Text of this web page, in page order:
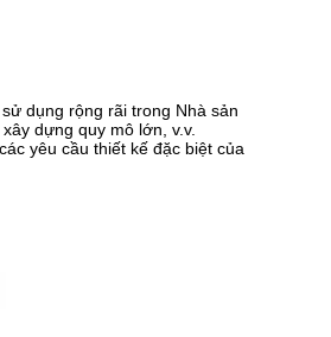
dụng rộng rãi trong Nhà sản
dựng quy mô lớn, v.v.
yêu cầu thiết kế đặc biệt của